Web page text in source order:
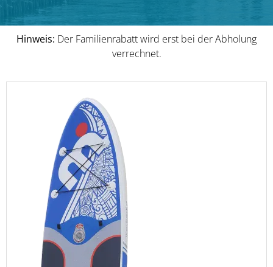
Hinweis: Der Familienrabatt wird erst bei der Abholung
verrechnet.